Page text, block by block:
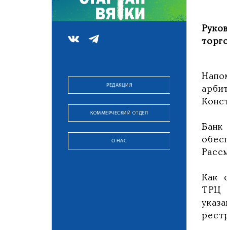
РЕДАКЦИЯ
КОММЕРЧЕСКИЙ ОТДЕЛ
О НАС
Банк
Как
ТРЦ